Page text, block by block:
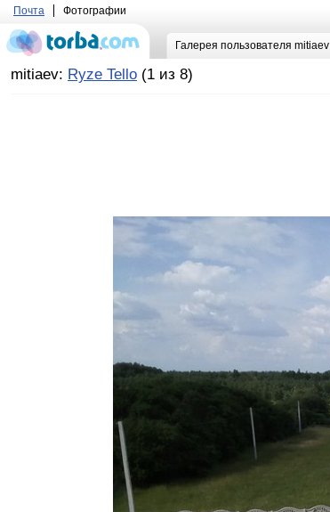
Почта Фотографии
Галерея пользователя mitiaev
mitiaev: Ryze Tello (1 из 8)